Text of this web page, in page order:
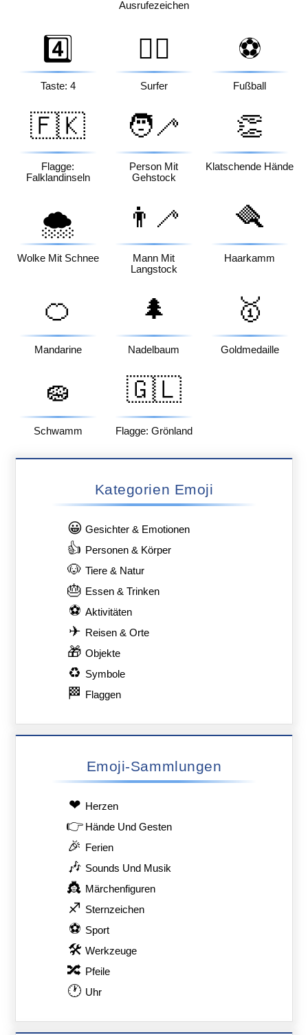
Ausrufezeichen
4️⃣
Taste: 4
🏄‍♂️
Surfer
⚽
Fußball
🇫🇰
Flagge:
Falklandinseln
🧑‍🦯
Person Mit
Gehstock
👏
Klatschende Hände
🌨️
Wolke Mit Schnee
👨‍🦯
Mann Mit
Langstock
🪮
Haarkamm
🍊
Mandarine
🌲
Nadelbaum
🥇
Goldmedaille
🧽
Schwamm
🇬🇱
Flagge: Grönland
Kategorien Emoji
😀 Gesichter & Emotionen
👍 Personen & Körper
🐶 Tiere & Natur
🎂 Essen & Trinken
⚽ Aktivitäten
✈ Reisen & Orte
🎁 Objekte
♻ Symbole
🏁 Flaggen
Emoji-Sammlungen
❤ Herzen
👉 Hände Und Gesten
🎉 Ferien
🎶 Sounds Und Musik
👸 Märchenfiguren
♐ Sternzeichen
⚽ Sport
🛠 Werkzeuge
🔀 Pfeile
🕐 Uhr